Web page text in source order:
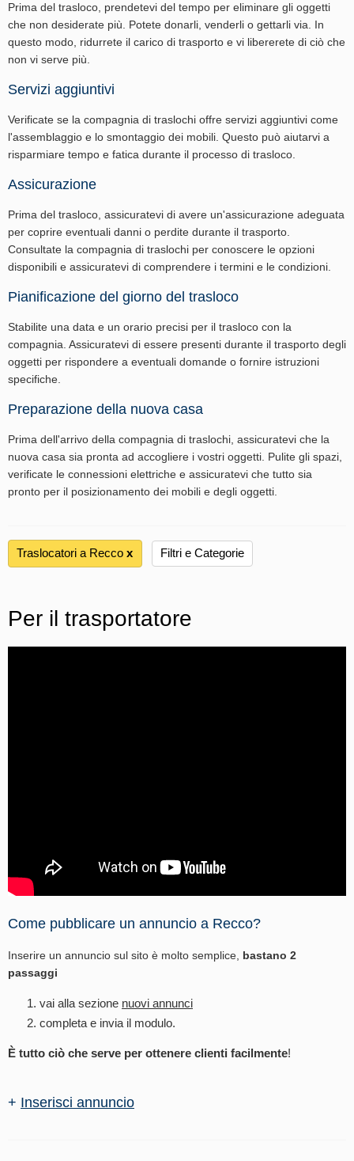
Prima del trasloco, prendetevi del tempo per eliminare gli oggetti
che non desiderate più. Potete donarli, venderli o gettarli via. In
questo modo, ridurrete il carico di trasporto e vi libererete di ciò che
non vi serve più.
Servizi aggiuntivi
Verificate se la compagnia di traslochi offre servizi aggiuntivi come
l'assemblaggio e lo smontaggio dei mobili. Questo può aiutarvi a
risparmiare tempo e fatica durante il processo di trasloco.
Assicurazione
Prima del trasloco, assicuratevi di avere un'assicurazione adeguata
per coprire eventuali danni o perdite durante il trasporto.
Consultate la compagnia di traslochi per conoscere le opzioni
disponibili e assicuratevi di comprendere i termini e le condizioni.
Pianificazione del giorno del trasloco
Stabilite una data e un orario precisi per il trasloco con la
compagnia. Assicuratevi di essere presenti durante il trasporto degli
oggetti per rispondere a eventuali domande o fornire istruzioni
specifiche.
Preparazione della nuova casa
Prima dell'arrivo della compagnia di traslochi, assicuratevi che la
nuova casa sia pronta ad accogliere i vostri oggetti. Pulite gli spazi,
verificate le connessioni elettriche e assicuratevi che tutto sia
pronto per il posizionamento dei mobili e degli oggetti.
Traslocatori a Recco х Filtri e Categorie
Per il trasportatore
Come pubblicare un annuncio a Recco?
Inserire un annuncio sul sito è molto semplice, bastano 2
passaggi
vai alla sezione nuovi annunci
completa e invia il modulo.
È tutto ciò che serve per ottenere clienti facilmente!
+ Inserisci annuncio